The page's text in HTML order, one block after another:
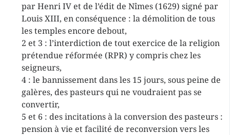
par Henri IV et de l’édit de Nîmes (1629) signé par
Louis XIII, en conséquence : la démolition de tous
les temples encore debout,
2 et 3 : l’interdiction de tout exercice de la religion
prétendue réformée (RPR) y compris chez les
seigneurs,
4 : le bannissement dans les 15 jours, sous peine de
galères, des pasteurs qui ne voudraient pas se
convertir,
5 et 6 : des incitations à la conversion des pasteurs :
pension à vie et facilité de reconversion vers les